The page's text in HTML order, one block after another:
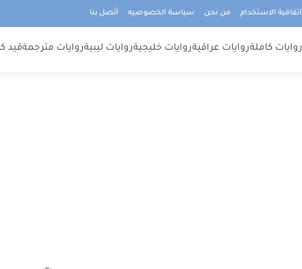
اتفاقية الاستخدام من نحن سياسة الخصوصيه أتصل بنا
روايات كاملةروايات عراقيةروايات خليجيةروايات ليبيةروايات مترجمةقيد